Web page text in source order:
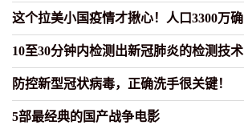
这个拉美小国疫情才揪心！人口3300万确
10至30分钟内检测出新冠肺炎的检测技术
防控新型冠状病毒，正确洗手很关键！
5部最经典的国产战争电影